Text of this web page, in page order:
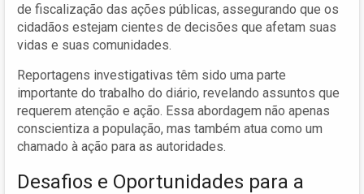
de fiscalização das ações públicas, assegurando que os
cidadãos estejam cientes de decisões que afetam suas
vidas e suas comunidades.
Reportagens investigativas têm sido uma parte
importante do trabalho do diário, revelando assuntos que
requerem atenção e ação. Essa abordagem não apenas
conscientiza a população, mas também atua como um
chamado à ação para as autoridades.
Desafios e Oportunidades para a